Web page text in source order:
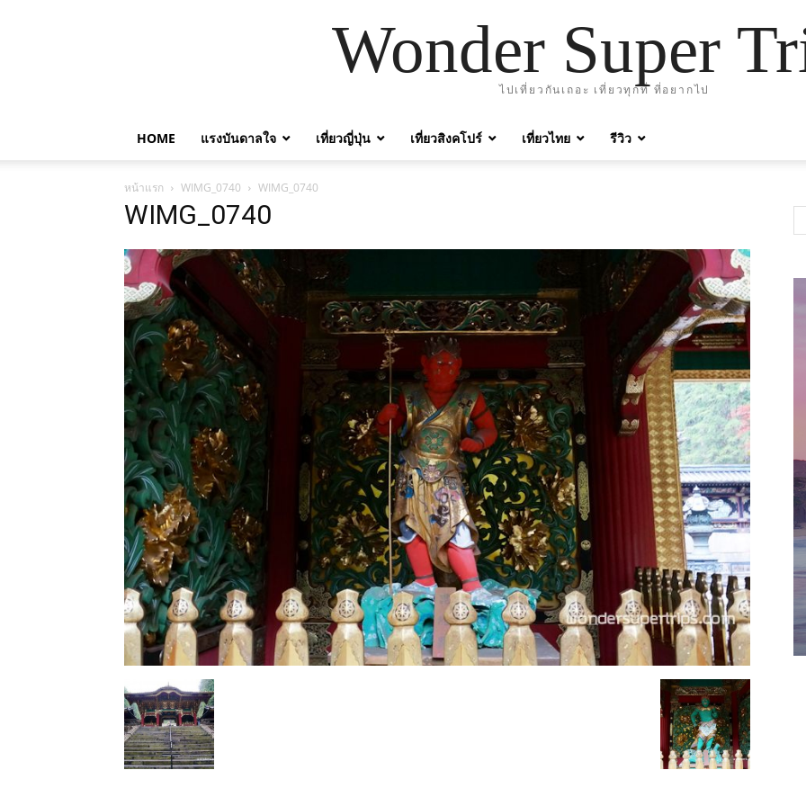
Wonder Super
ไปเที่ยวกันเถอะ เที่ยวทุกที่ ที่อยากไป
HOME แรงบันดาลใจ เที่ยวญี่ปุ่น เที่ยวสิงคโปร์ เที่ยวไทย รีวิว
หน้าแรก WIMG_0740 WIMG_0740
WIMG_0740